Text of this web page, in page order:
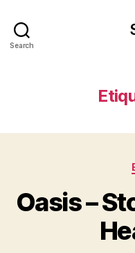
Search
Oasis –